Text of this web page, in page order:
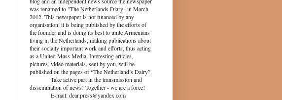
was renamed to "The Netherlands Diary" in March
2012. This newspaper is not financed by any
organisation: it is being published by the efforts of
the founder and is doing its best to unite Armenians
living in the Netherlands, making publications about
their socially important work and efforts, thus acting
as a United Mass Media. Interesting articles,
pictures, video materials, sent by you, will be
published on the pages of “The Netherland’s Dairy”.
Take active part in the transmission and
dissemination of news! Together - we are a force!
E-mail: dear.press@yandex.com